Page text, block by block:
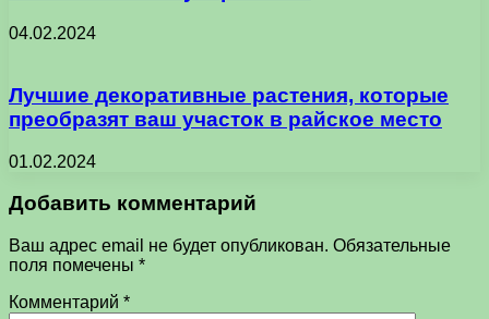
04.02.2024
Лучшие декоративные растения, которые
преобразят ваш участок в райское место
01.02.2024
Добавить комментарий
Ваш адрес email не будет опубликован. Обязательные
поля помечены *
Комментарий *